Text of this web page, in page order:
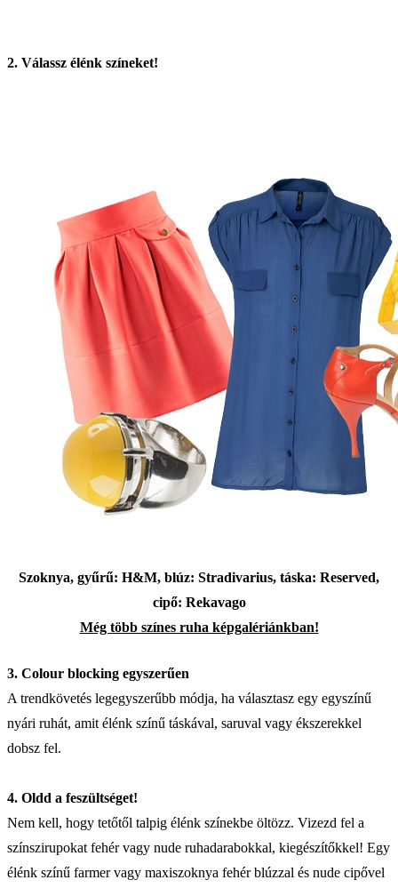
2. Válassz élénk színeket!
Szoknya, gyűrű: H&M, blúz: Stradivarius, táska: Reserved,
cipő: Rekavago
Még több színes ruha képgalériánkban!
3. Colour blocking egyszerűen
A trendkövetés legegyszerűbb módja, ha választasz egy egyszínű
nyári ruhát, amit élénk színű táskával, saruval vagy ékszerekkel
dobsz fel.
4. Oldd a feszültséget!
Nem kell, hogy tetőtől talpig élénk színekbe öltözz. Vizezd fel a
színszirupokat fehér vagy nude ruhadarabokkal, kiegészítőkkel! Egy
élénk színű farmer vagy maxiszoknya fehér blúzzal és nude cipővel